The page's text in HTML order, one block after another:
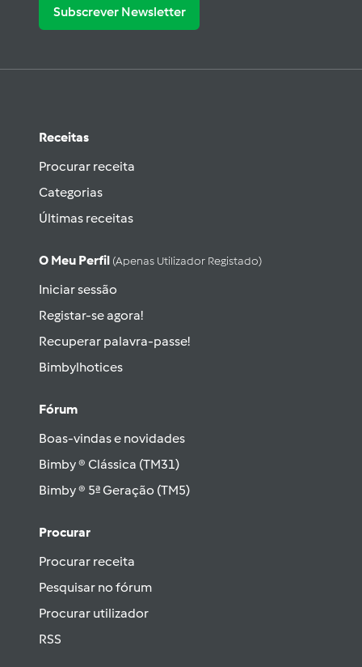
Subscrever Newsletter
Receitas
Procurar receita
Categorias
Últimas receitas
O Meu Perfil (apenas Utilizador Registado)
Iniciar sessão
Registar-se agora!
Recuperar palavra-passe!
Bimbylhotices
Fórum
Boas-vindas e novidades
Bimby ® Clássica (TM31)
Bimby ® 5ª Geração (TM5)
Procurar
Procurar receita
Pesquisar no fórum
Procurar utilizador
RSS